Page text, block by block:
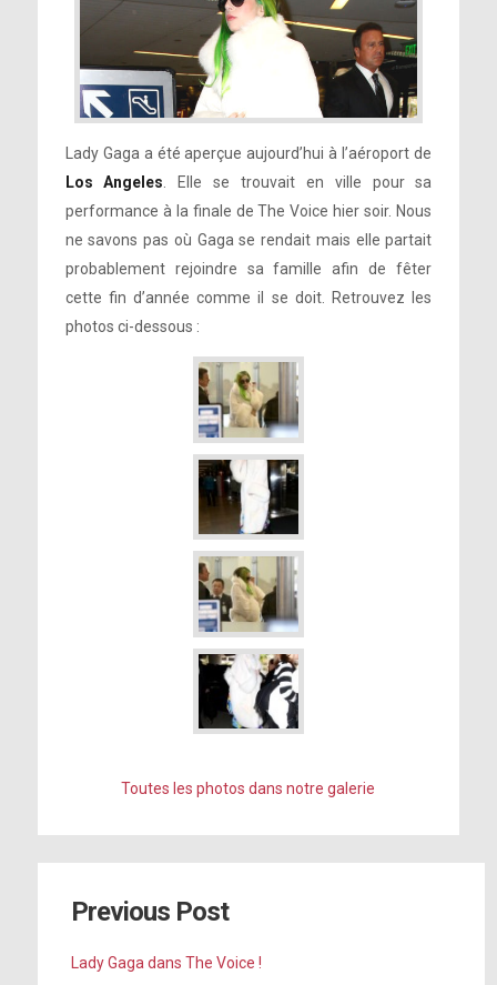
Lady Gaga a été aperçue aujourd’hui à l’aéroport de
Los Angeles. Elle se trouvait en ville pour sa
performance à la finale de The Voice hier soir. Nous
ne savons pas où Gaga se rendait mais elle partait
probablement rejoindre sa famille afin de fêter
cette fin d’année comme il se doit. Retrouvez les
photos ci-dessous :
Toutes les photos dans notre galerie
Previous Post
Lady Gaga dans The Voice !